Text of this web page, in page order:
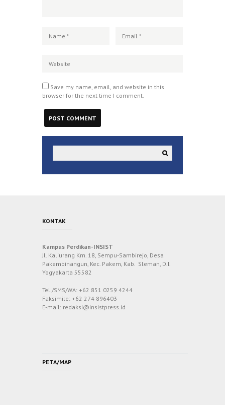
Save my name, email, and website in this
browser for the next time I comment.
KONTAK
Kampus Perdikan-INSIST
Jl. Kaliurang Km. 18, Sempu-Sambirejo, Desa
Pakembinangun, Kec. Pakem, Kab. Sleman, D.I.
Yogyakarta 55582
Tel./SMS/WA: +62 851 0259 4244
Faksimile: +62 274 896403
E-mail: redaksi@insistpress.id
PETA/MAP